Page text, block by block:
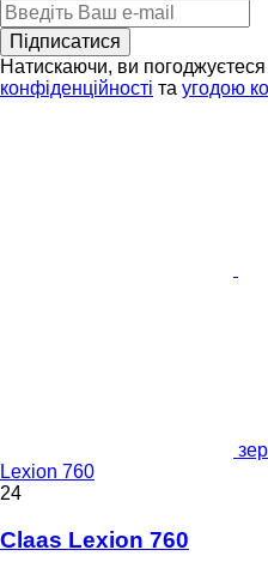
Підписатися
Натискаючи, ви
конфіденційності та угодою
Lexion 760
24
Claas Lexion 760